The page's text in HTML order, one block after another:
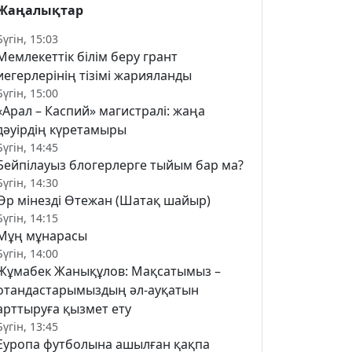
15:03
білім беру грант
тізімі жарияланды
15:00
– Каспий» магистралі: жаңа
күретамыры
14:45
блогерлерге тыйым бар ма?
14:30
мінезді Өтежан (Шатақ шайыр)
14:15
мұнарасы
14:00
Жанықұлов: Мақсатымыз –
әл-ауқатын
қызмет ету
13:45
футболына ашылған қақпа